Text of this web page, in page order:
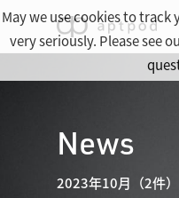
News
2023年10月（2件）
May we use cookies to
very seriously. Please see